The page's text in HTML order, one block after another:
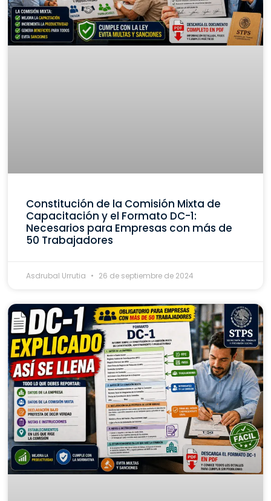
Constitución de la Comisión Mixta de
Capacitación y el Formato DC-1:
Necesarios para Empresas con más de
50 Trabajadores
Asdrubal Urrutia 26 de septiembre de 2024